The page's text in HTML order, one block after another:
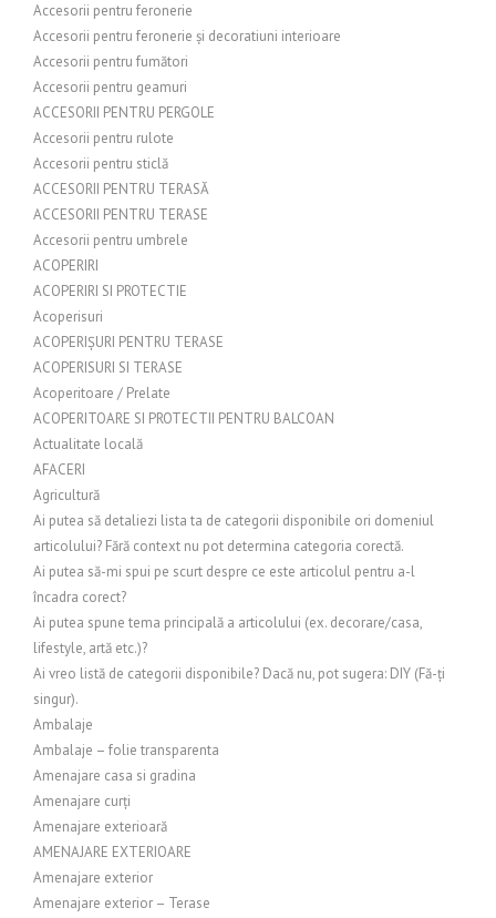
Accesorii pentru feronerie
Accesorii pentru feronerie și decoratiuni interioare
Accesorii pentru fumători
Accesorii pentru geamuri
ACCESORII PENTRU PERGOLE
Accesorii pentru rulote
Accesorii pentru sticlă
ACCESORII PENTRU TERASĂ
ACCESORII PENTRU TERASE
Accesorii pentru umbrele
ACOPERIRI
ACOPERIRI SI PROTECTIE
Acoperisuri
ACOPERIȘURI PENTRU TERASE
ACOPERISURI SI TERASE
Acoperitoare / Prelate
ACOPERITOARE SI PROTECTII PENTRU BALCOAN
Actualitate locală
AFACERI
Agricultură
Ai putea să detaliezi lista ta de categorii disponibile ori domeniul
articolului? Fără context nu pot determina categoria corectă.
Ai putea să-mi spui pe scurt despre ce este articolul pentru a-l
încadra corect?
Ai putea spune tema principală a articolului (ex. decorare/casa,
lifestyle, artă etc.)?
Ai vreo listă de categorii disponibile? Dacă nu, pot sugera: DIY (Fă-ți
singur).
Ambalaje
Ambalaje – folie transparenta
Amenajare casa si gradina
Amenajare curți
Amenajare exterioară
AMENAJARE EXTERIOARE
Amenajare exterior
Amenajare exterior – Terase